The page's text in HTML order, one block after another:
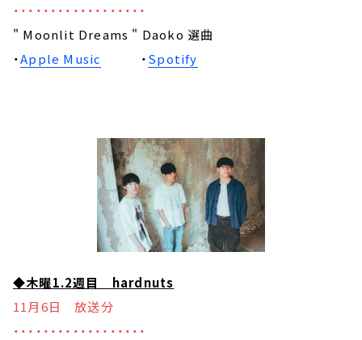
・・・・・・・・・・・・・・・・・・
" Moonlit Dreams " Daoko 選曲
・Apple Music ・Spotify
◆木曜1.2週目 hardnuts
11月6日 放送分
・・・・・・・・・・・・・・・・・・